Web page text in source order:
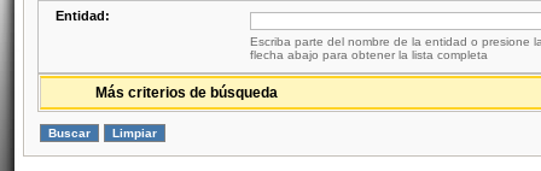
Entidad:
Escriba parte del nombre de la entidad o presione
flecha abajo para obtener la lista completa
Más criterios de búsqueda